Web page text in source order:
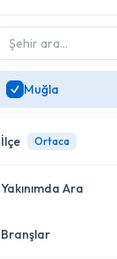
Muğla
İlçe Ortaca
Bodrum
Yakınımda Ara
Konumuma yakın
Branşlar